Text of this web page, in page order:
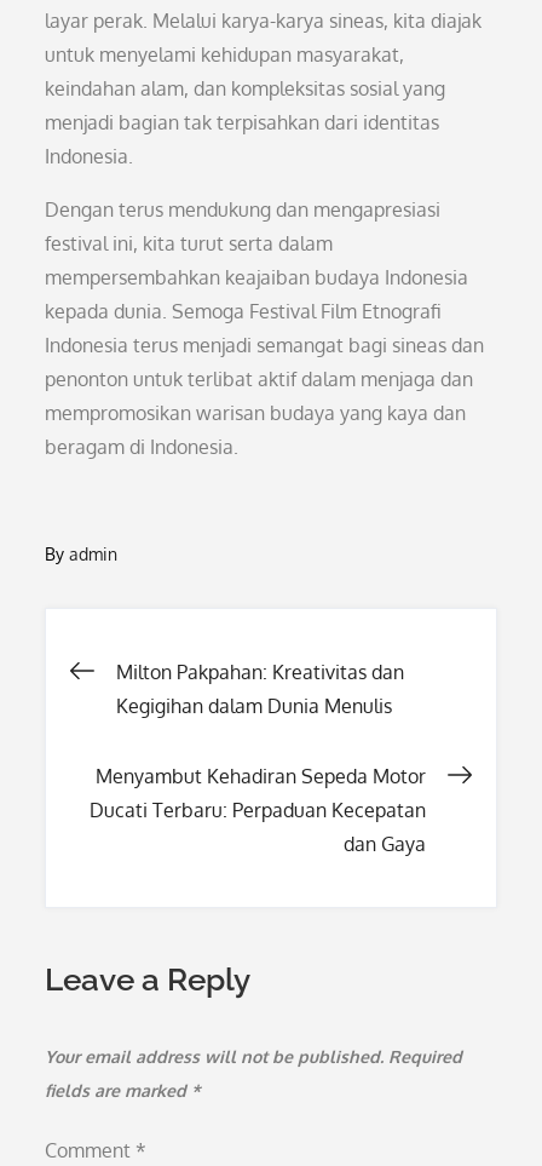
layar perak. Melalui karya-karya sineas, kita diajak
untuk menyelami kehidupan masyarakat,
keindahan alam, dan kompleksitas sosial yang
menjadi bagian tak terpisahkan dari identitas
Indonesia.
Dengan terus mendukung dan mengapresiasi
festival ini, kita turut serta dalam
mempersembahkan keajaiban budaya Indonesia
kepada dunia. Semoga Festival Film Etnografi
Indonesia terus menjadi semangat bagi sineas dan
penonton untuk terlibat aktif dalam menjaga dan
mempromosikan warisan budaya yang kaya dan
beragam di Indonesia.
Byadmin
Post
Milton Pakpahan: Kreativitas dan
Kegigihan dalam Dunia Menulis
Menyambut Kehadiran Sepeda Motor
Ducati Terbaru: Perpaduan Kecepatan
dan Gaya
Leave a Reply
Your email address will not be published. Required
fields are marked *
Comment *